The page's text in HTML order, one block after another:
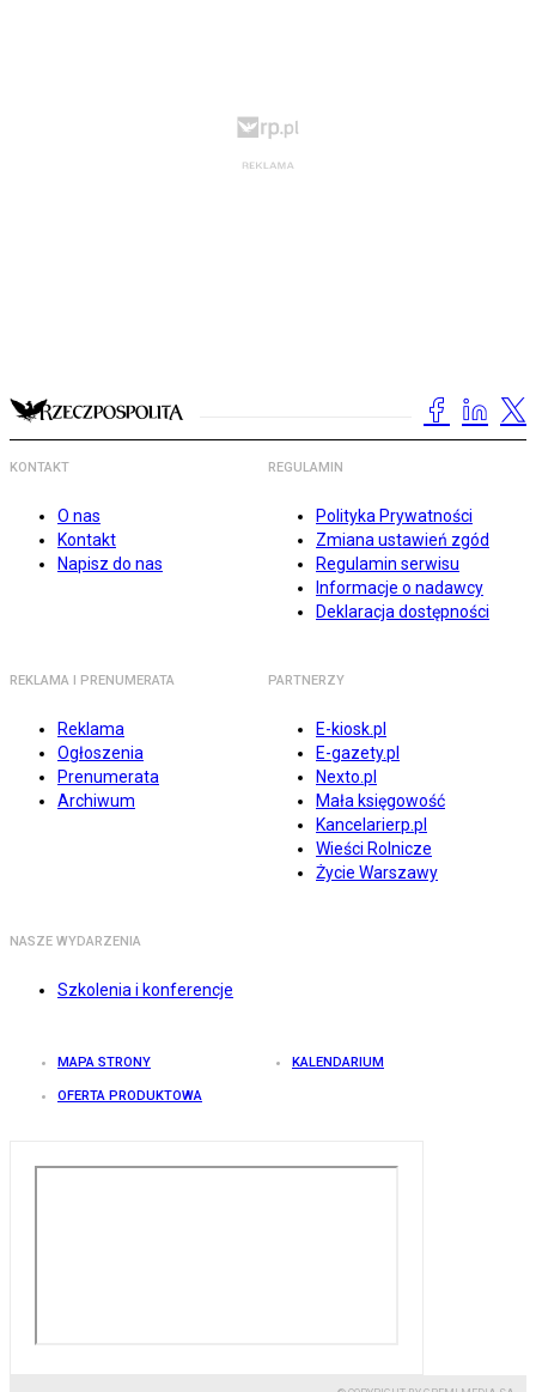
KONTAKT
O nas
Kontakt
Napisz do nas
REGULAMIN
Polityka Prywatności
Zmiana ustawień zgód
Regulamin serwisu
Informacje o nadawcy
Deklaracja dostępności
REKLAMA I PRENUMERATA
Reklama
Ogłoszenia
Prenumerata
Archiwum
PARTNERZY
E-kiosk.pl
E-gazety.pl
Nexto.pl
Mała księgowość
Kancelarierp.pl
Wieści Rolnicze
Życie Warszawy
NASZE WYDARZENIA
Szkolenia i konferencje
MAPA STRONY KALENDARIUM
OFERTA PRODUKTOWA